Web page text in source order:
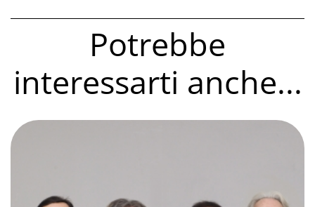
Potrebbe
interessarti anche...